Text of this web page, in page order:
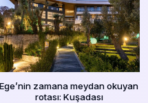
Ege’nin zamana meydan okuyan
rotası: Kuşadası